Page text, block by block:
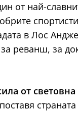
от най-
в Лос
реванш, за
от